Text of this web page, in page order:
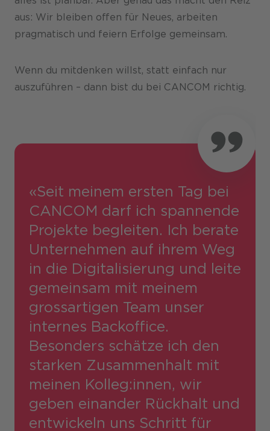
aus: Wir bleiben offen für Neues, arbeiten
pragmatisch und feiern Erfolge gemeinsam.
Wenn du mitdenken willst, statt einfach nur
auszuführen – dann bist du bei CANCOM richtig.
«Seit meinem ersten Tag bei
CANCOM darf ich spannende
Projekte begleiten. Ich berate
Unternehmen auf ihrem Weg
in die Digitalisierung und leite
gemeinsam mit meinem
grossartigen Team unser
internes Backoffice.
Besonders schätze ich den
starken Zusammenhalt mit
meinen Kolleg:innen, wir
geben einander Rückhalt und
entwickeln uns Schritt für